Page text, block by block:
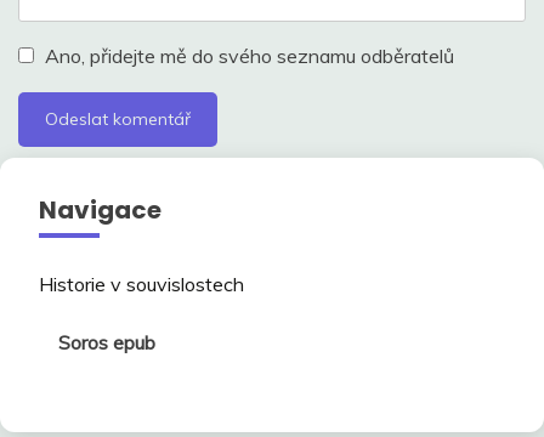
Ano, přidejte mě do svého seznamu odběratelů
Navigace
Historie v souvislostech
Soros epub